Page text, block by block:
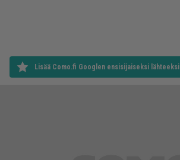
Lisää Como.fi Googlen ensisijaiseksi lähteeksi